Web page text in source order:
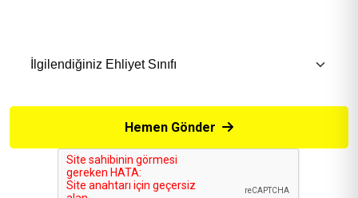
Hemen Gönder